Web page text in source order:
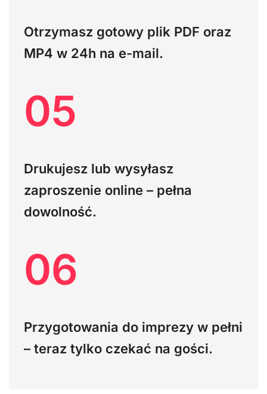
Otrzymasz gotowy plik PDF oraz
MP4 w 24h na e-mail.
05
Drukujesz lub wysyłasz
zaproszenie online – pełna
dowolność.
06
Przygotowania do imprezy w pełni
– teraz tylko czekać na gości.